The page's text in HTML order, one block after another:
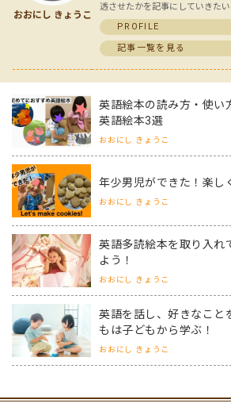
おおにし きょうこ
透させたかを記事にしていきたい
PROFILE
記事一覧を見る
英語絵本の読み方・使い
英語絵本3選
おおにし きょうこ
年少男児ができた！楽し
おおにし きょうこ
英語多読絵本を取り入れ
よう！
おおにし きょうこ
英語を話し、好きなこと
もは子どもから学ぶ！
おおにし きょうこ